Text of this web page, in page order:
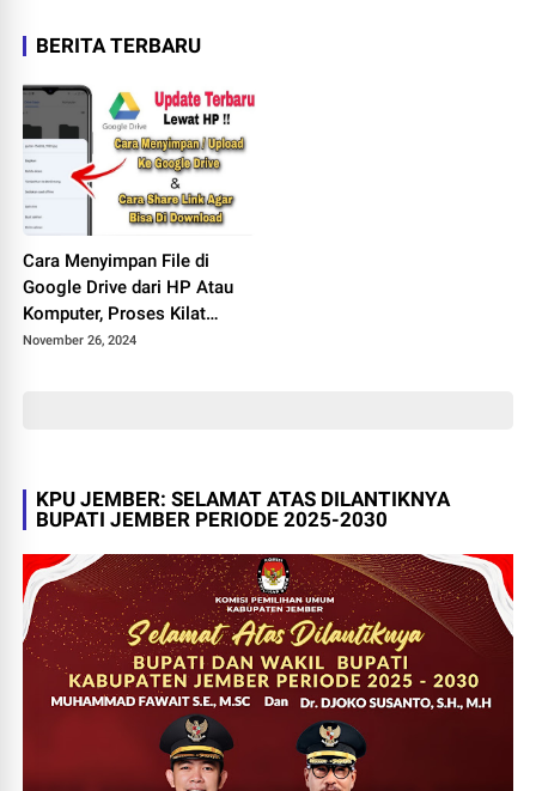
BERITA TERBARU
Cara Menyimpan File di
Google Drive dari HP Atau
Komputer, Proses Kilat
dalam Satu Kali Upload
November 26, 2024
KPU JEMBER: SELAMAT ATAS DILANTIKNYA
BUPATI JEMBER PERIODE 2025-2030